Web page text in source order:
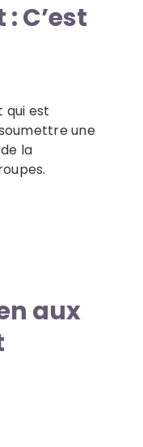
C’est
qui est
une
la
aux